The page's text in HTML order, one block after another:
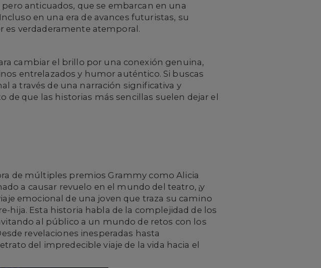
anticuados, que se embarcan en una
en una era de avances futuristas, su
es verdaderamente atemporal.
cambiar el brillo por una conexión genuina,
entrelazados y humor auténtico. Si buscas
a través de una narración significativa y
de que las historias más sencillas suelen dejar el
de múltiples premios Grammy como Alicia
a causar revuelo en el mundo del teatro, ¡y
emocional de una joven que traza su camino
hija. Esta historia habla de la complejidad de los
al público a un mundo de retos con los
revelaciones inesperadas hasta
del impredecible viaje de la vida hacia el